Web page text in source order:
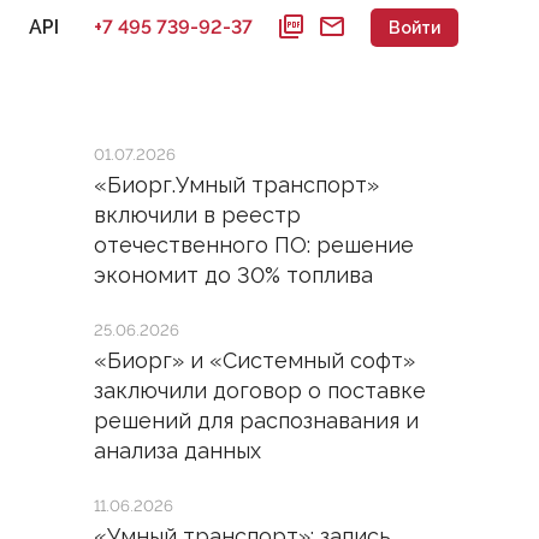
культуры
каталогов и инвентарных
API +7 495 739-92-37 picture_as_pdf mail Войти
01.07.2026
«Биорг.Умный транспорт»
включили в реестр
отечественного ПО: решение
экономит до 30% топлива
25.06.2026
«Биорг» и «Системный софт»
заключили договор о поставке
решений для распознавания и
анализа данных
11.06.2026